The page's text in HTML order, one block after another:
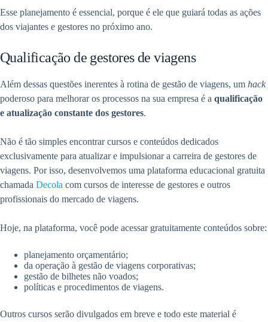
Esse planejamento é essencial, porque é ele que guiará todas as ações
dos viajantes e gestores no próximo ano.
Qualificação de gestores de viagens
Além dessas questões inerentes à rotina de gestão de viagens, um hack
poderoso para melhorar os processos na sua empresa é a qualificação
e atualização constante dos gestores.
Não é tão simples encontrar cursos e conteúdos dedicados
exclusivamente para atualizar e impulsionar a carreira de gestores de
viagens. Por isso, desenvolvemos uma plataforma educacional gratuita
chamada Decola com cursos de interesse de gestores e outros
profissionais do mercado de viagens.
Hoje, na plataforma, você pode acessar gratuitamente conteúdos sobre:
planejamento orçamentário;
da operação à gestão de viagens corporativas;
gestão de bilhetes não voados;
políticas e procedimentos de viagens.
Outros cursos serão divulgados em breve e todo este material é